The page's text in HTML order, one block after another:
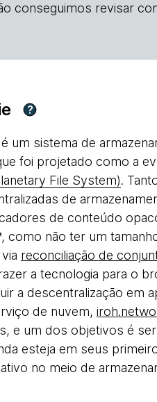
conseguimos revisar
?
é um sistema de
foi projetado como a
File System).
de
de conteúdo
, como não ter um
reconciliação de
a tecnologia para o
a descentralização em
de nuvem,
e um dos objetivos é
esteja em seus
no meio de